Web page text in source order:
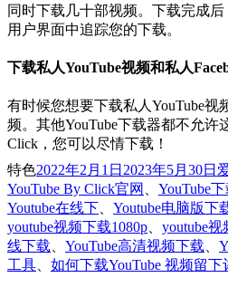
同时下载几十部视频。下载完成
用户界面中追踪您的下载。
下载私人YouTube视频和私人
有时候您想要下载私人YouTube视
频。其他YouTube下载器都不允许
Click，您可以尽情下载！
特色发
布
于
2022年2月1日 2023年5月30日
YouTube By Click官网
YouTube
Youtube在线下
Youtube电脑版下
youtube视频下载1080p
youtube
线下载
YouTube高清视频下载
工具
如何下载YouTube 视频于
留下